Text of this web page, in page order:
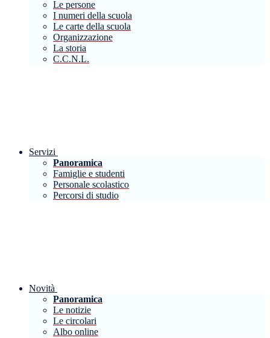
Le persone
I numeri della scuola
Le carte della scuola
Organizzazione
La storia
C.C.N.L.
Servizi
Panoramica
Famiglie e studenti
Personale scolastico
Percorsi di studio
Novità
Panoramica
Le notizie
Le circolari
Albo online